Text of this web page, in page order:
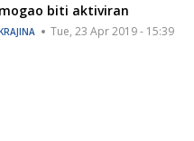
mogao biti aktiviran
Tue, 23 Apr 2019 - 15:39